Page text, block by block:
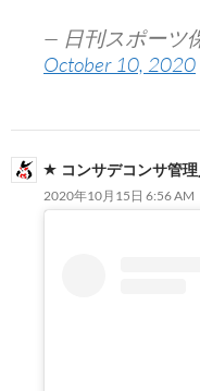
— 日刊スポーツ
October 10, 2020
コンサデコンサ管理
2020年10月15日 6:56 AM